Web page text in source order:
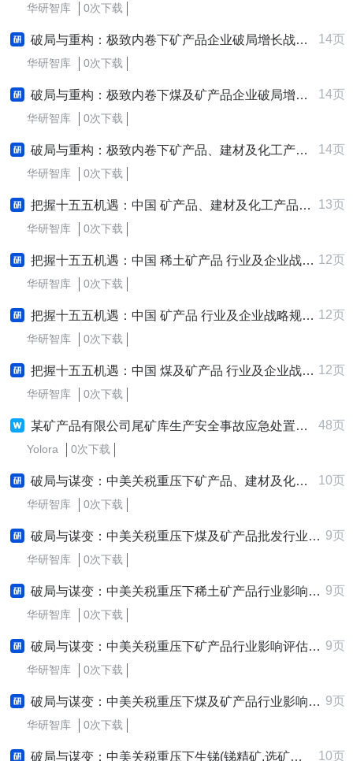
华研智库 0次下载
破局与重构：极致内卷下矿产品企业破局增长战略研究报告 (2025-2030版) 14页
华研智库 0次下载
破局与重构：极致内卷下煤及矿产品企业破局增长战略研究报告 (2025-2030版) 14页
华研智库 0次下载
破局与重构：极致内卷下矿产品、建材及化工产品批发企业破局增长战略研究报告 (2025-2030版) 14页
华研智库 0次下载
把握十五五机遇：中国 矿产品、建材及化工产品批发 行业及企业战略规划深度解析报告 13页
华研智库 0次下载
把握十五五机遇：中国 稀土矿产品 行业及企业战略规划深度解析报告 12页
华研智库 0次下载
把握十五五机遇：中国 矿产品 行业及企业战略规划深度解析报告 12页
华研智库 0次下载
把握十五五机遇：中国 煤及矿产品 行业及企业战略规划深度解析报告 12页
华研智库 0次下载
某矿产品有限公司尾矿库生产安全事故应急处置方案 48页
Yolora 0次下载
破局与谋变：中美关税重压下矿产品、建材及化工产品批发行业影响评估与应对策略研究报告 10页
华研智库 0次下载
破局与谋变：中美关税重压下煤及矿产品批发行业影响评估与应对策略研究报告 9页
华研智库 0次下载
破局与谋变：中美关税重压下稀土矿产品行业影响评估与应对策略研究报告 9页
华研智库 0次下载
破局与谋变：中美关税重压下矿产品行业影响评估与应对策略研究报告 9页
华研智库 0次下载
破局与谋变：中美关税重压下煤及矿产品行业影响评估与应对策略研究报告 9页
华研智库 0次下载
破局与谋变：中美关税重压下生锑(锑精矿,选矿产品)行业影响评估与应对策略研究报告 10页